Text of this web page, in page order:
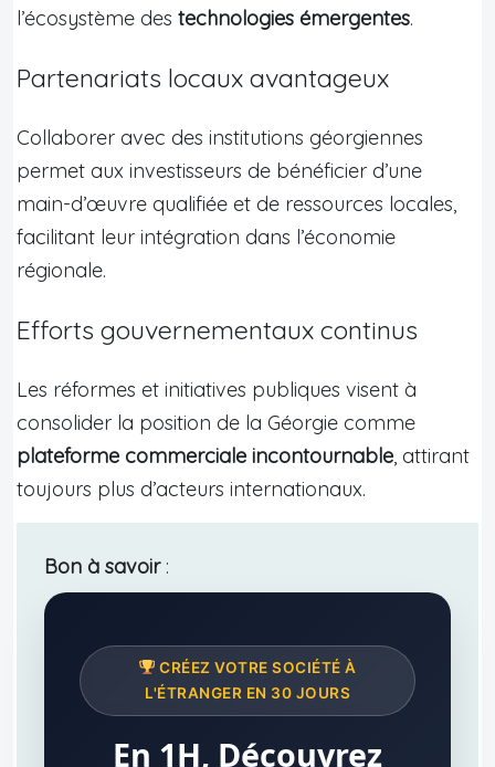
l’écosystème des technologies émergentes.
Partenariats locaux avantageux
Collaborer avec des institutions géorgiennes
permet aux investisseurs de bénéficier d’une
main-d’œuvre qualifiée et de ressources locales,
facilitant leur intégration dans l’économie
régionale.
Efforts gouvernementaux continus
Les réformes et initiatives publiques visent à
consolider la position de la Géorgie comme
plateforme commerciale incontournable, attirant
toujours plus d’acteurs internationaux.
Bon à savoir:
CRÉEZ VOTRE SOCIÉTÉ À
L'ÉTRANGER EN 30 JOURS
En 1H, Découvrez